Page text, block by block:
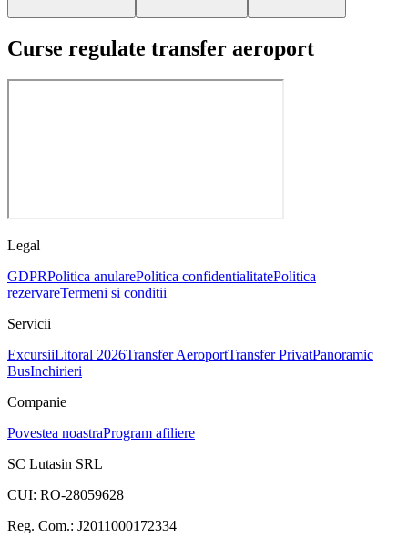
Curse regulate transfer aeroport
Legal
GDPRPolitica anularePolitica confidentialitatePolitica
rezervareTermeni si conditii
Servicii
ExcursiiLitoral 2026Transfer AeroportTransfer PrivatPanoramic
BusInchirieri
Companie
Povestea noastraProgram afiliere
SC Lutasin SRL
CUI: RO-28059628
Reg. Com.: J2011000172334